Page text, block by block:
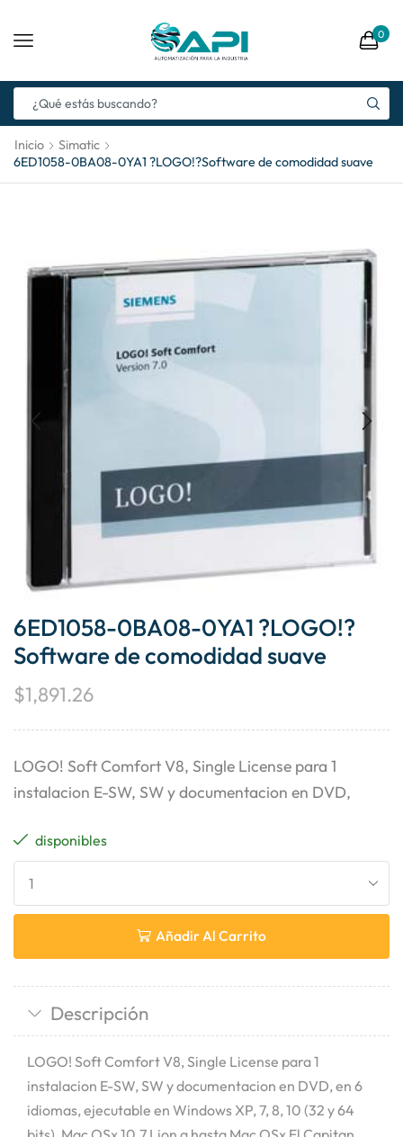
0
Inicio
Simatic
6ED1058-0BA08-0YA1 ?LOGO!?Software de comodidad suave
6ED1058-0BA08-0YA1 ?LOGO!?
Software de comodidad suave
$1,891.26
LOGO! Soft Comfort V8, Single License para 1
instalacion E-SW, SW y documentacion en DVD,
disponibles
Añadir Al Carrito
Descripción
LOGO! Soft Comfort V8, Single License para 1
instalacion E-SW, SW y documentacion en DVD, en 6
idiomas, ejecutable en Windows XP, 7, 8, 10 (32 y 64